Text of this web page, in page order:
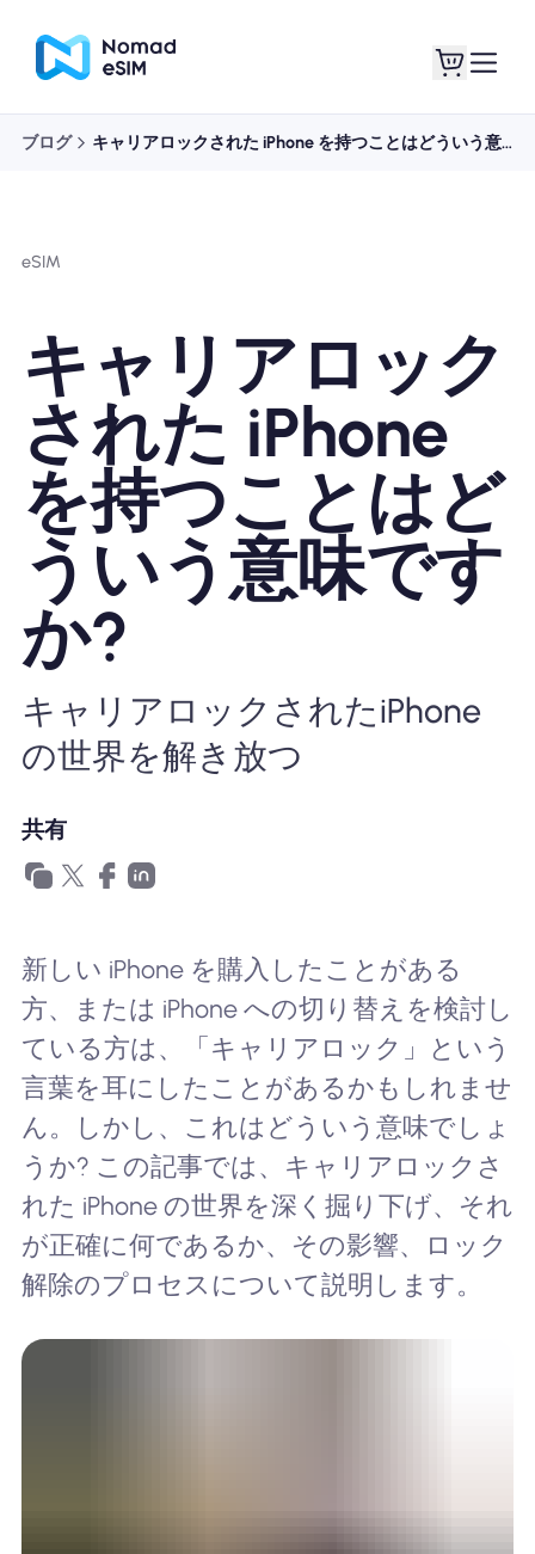
ショッププラン
eSIMについて
Nomad eSIMを使用する理由
ブログ キャリアロックされた iPhone を持つことはどういう意味ですか?
eSIM
キャリアロック
された iPhone
を持つことはど
ういう意味です
か?
キャリアロックされたiPhone
の世界を解き放つ
共有
新しい iPhone を購入したことがある
方、または iPhone への切り替えを検討し
ている方は、「キャリアロック」という
言葉を耳にしたことがあるかもしれませ
ん。しかし、これはどういう意味でしょ
うか? この記事では、キャリアロックさ
れた iPhone の世界を深く掘り下げ、それ
が正確に何であるか、その影響、ロック
解除のプロセスについて説明します。